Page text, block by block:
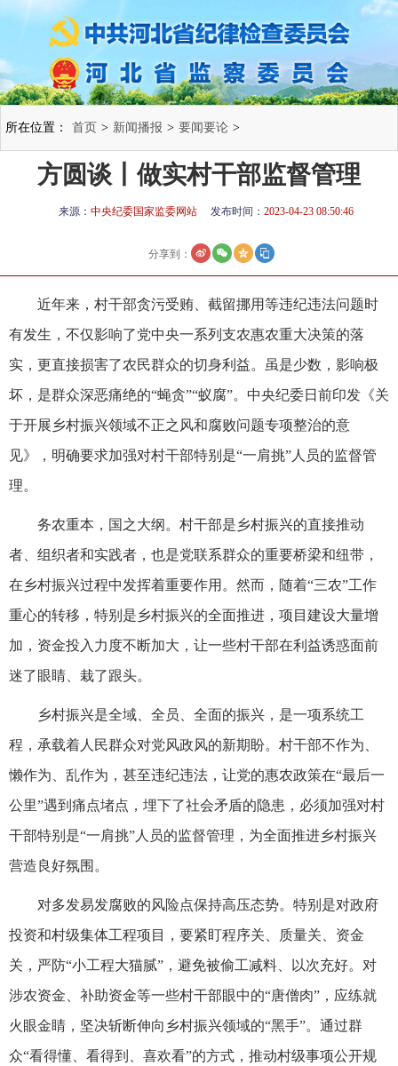
所在位置： 首页 > 新闻播报 > 要闻要论 >
方圆谈丨做实村干部监督管理
来源： 中央纪委国家监委网站 发布时间： 2023-04-23 08:50:46
分享到：
近年来，村干部贪污受贿、截留挪用等违纪违法问题时
有发生，不仅影响了党中央一系列支农惠农重大决策的落
实，更直接损害了农民群众的切身利益。虽是少数，影响极
坏，是群众深恶痛绝的“蝇贪”“蚁腐”。中央纪委日前印发《关
于开展乡村振兴领域不正之风和腐败问题专项整治的意
见》，明确要求加强对村干部特别是“一肩挑”人员的监督管
理。
务农重本，国之大纲。村干部是乡村振兴的直接推动
者、组织者和实践者，也是党联系群众的重要桥梁和纽带，
在乡村振兴过程中发挥着重要作用。然而，随着“三农”工作
重心的转移，特别是乡村振兴的全面推进，项目建设大量增
加，资金投入力度不断加大，让一些村干部在利益诱惑面前
迷了眼睛、栽了跟头。
乡村振兴是全域、全员、全面的振兴，是一项系统工
程，承载着人民群众对党风政风的新期盼。村干部不作为、
懒作为、乱作为，甚至违纪违法，让党的惠农政策在“最后一
公里”遇到痛点堵点，埋下了社会矛盾的隐患，必须加强对村
干部特别是“一肩挑”人员的监督管理，为全面推进乡村振兴
营造良好氛围。
对多发易发腐败的风险点保持高压态势。特别是对政府
投资和村级集体工程项目，要紧盯程序关、质量关、资金
关，严防“小工程大猫腻”，避免被偷工减料、以次充好。对
涉农资金、补助资金等一些村干部眼中的“唐僧肉”，应练就
火眼金睛，坚决斩断伸向乡村振兴领域的“黑手”。通过群
众“看得懂、看得到、喜欢看”的方式，推动村级事项公开规